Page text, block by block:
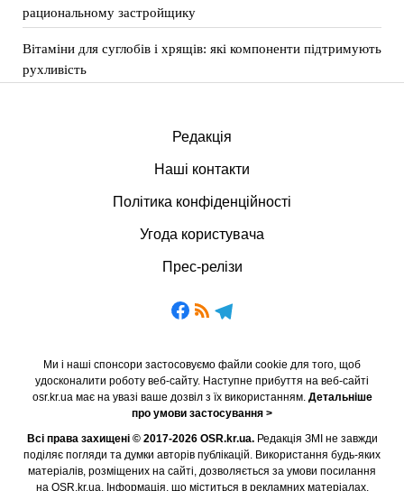
рациональному застройщику
Вітаміни для суглобів і хрящів: які компоненти підтримують
рухливість
Редакція
Наші контакти
Політика конфіденційності
Угода користувача
Прес-релізи
Ми і наші спонсори застосовуємо файли cookie для того, щоб
удосконалити роботу веб-сайту. Наступне прибуття на веб-сайті
osr.kr.ua має на увазі ваше дозвіл з їх використанням. Детальніше
про умови застосування >
Всі права захищені © 2017-2026 OSR.kr.ua.Редакція ЗМІ не завжди
поділяє погляди та думки авторів публікацій. Використання будь-яких
матеріалів, розміщених на сайті, дозволяється за умови посилання
на OSR.kr.ua. Інформація, що міститься в рекламних матеріалах,